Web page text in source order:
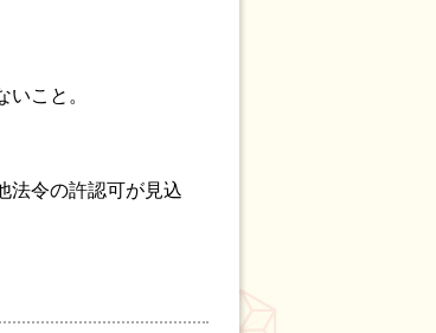
こと。
法令の許認可が見込